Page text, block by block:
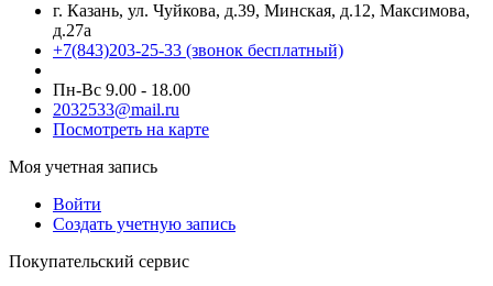
г. Казань, ул. Чуйкова, д.39, Минская, д.12, Максимова,
д.27а
+7(843)203-25-33 (звонок бесплатный)
Пн-Вс 9.00 - 18.00
2032533@mail.ru
Посмотреть на карте
Моя учетная запись
Войти
Создать учетную запись
Покупательский сервис